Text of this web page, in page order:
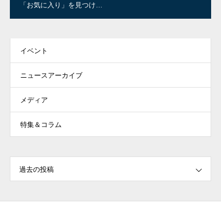
「お気に入り」を見つけよ
う！
ん
イベント
ニュースアーカイブ
メディア
特集＆コラム
過去の投稿